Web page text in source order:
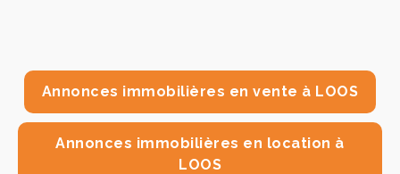
Annonces immobilières en vente à LOOS
Annonces immobilières en location à
LOOS